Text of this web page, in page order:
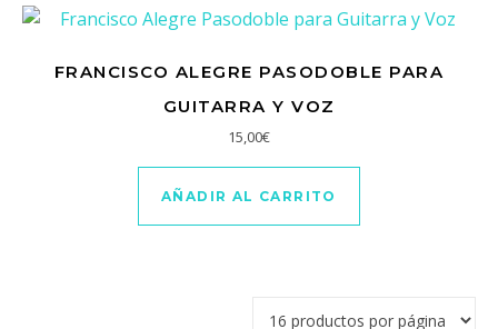
FRANCISCO ALEGRE PASODOBLE PARA
GUITARRA Y VOZ
15,00€
AÑADIR AL CARRITO